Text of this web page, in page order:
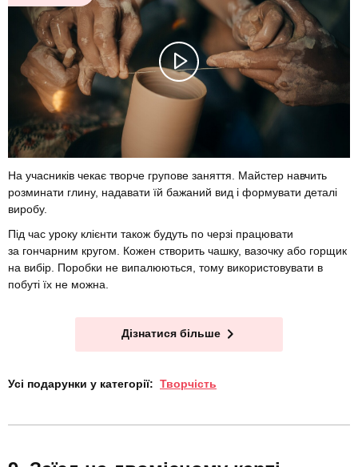
На учасників чекає творче групове заняття. Майстер навчить
розминати глину, надавати їй бажаний вид і формувати деталі
виробу.
Під час уроку клієнти також будуть по черзі працювати
за гончарним кругом. Кожен створить чашку, вазочку або горщик
на вибір. Поробки не випалюються, тому використовувати в
побуті їх не можна.
Дізнатися більше
Усі подарунки у категорії: Творчість